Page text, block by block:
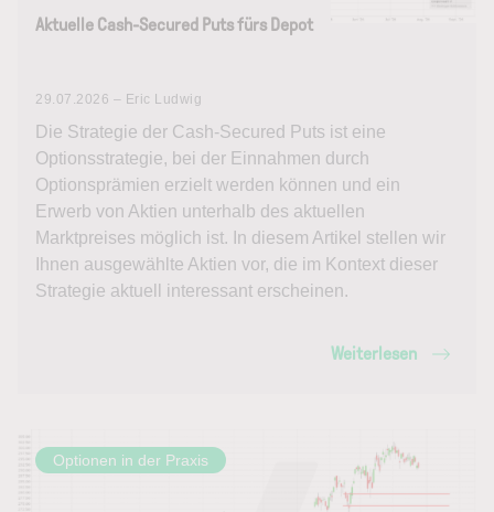
Aktuelle Cash-Secured Puts fürs Depot
29.07.2026 – Eric Ludwig
Die Strategie der Cash-Secured Puts ist eine
Optionsstrategie, bei der Einnahmen durch
Optionsprämien erzielt werden können und ein
Erwerb von Aktien unterhalb des aktuellen
Marktpreises möglich ist. In diesem Artikel stellen wir
Ihnen ausgewählte Aktien vor, die im Kontext dieser
Strategie aktuell interessant erscheinen.
Weiterlesen
Optionen in der Praxis